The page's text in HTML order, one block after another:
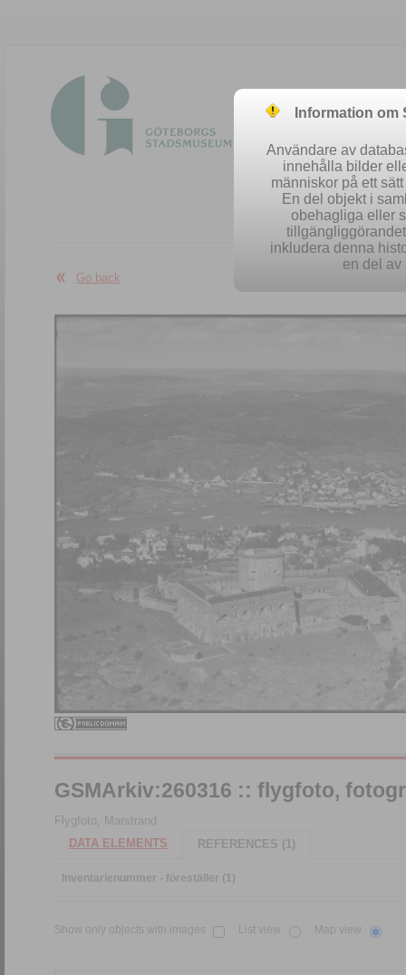
Easy
Go back
GSMArkiv:260316 :: flygfoto,
Flygfoto, Marstrand
DATA ELEMENTS
REFERENCES (1)
Inventarienummer - föreställer (1)
Show only objects with images List view Map view
Information
Användare av
innehålla bilder
människor på ett
En del objekt i
obehagliga eller
inkludera denna
en del av